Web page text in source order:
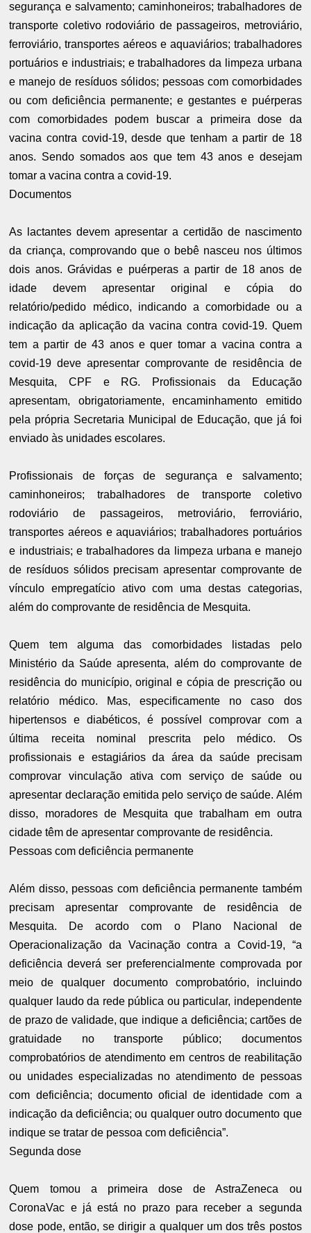
segurança e salvamento; caminhoneiros; trabalhadores de
transporte coletivo rodoviário de passageiros, metroviário,
ferroviário, transportes aéreos e aquaviários; trabalhadores
portuários e industriais; e trabalhadores da limpeza urbana
e manejo de resíduos sólidos; pessoas com comorbidades
ou com deficiência permanente; e gestantes e puérperas
com comorbidades podem buscar a primeira dose da
vacina contra covid-19, desde que tenham a partir de 18
anos. Sendo somados aos que tem 43 anos e desejam
tomar a vacina contra a covid-19.
Documentos
As lactantes devem apresentar a certidão de nascimento
da criança, comprovando que o bebê nasceu nos últimos
dois anos. Grávidas e puérperas a partir de 18 anos de
idade devem apresentar original e cópia do
relatório/pedido médico, indicando a comorbidade ou a
indicação da aplicação da vacina contra covid-19. Quem
tem a partir de 43 anos e quer tomar a vacina contra a
covid-19 deve apresentar comprovante de residência de
Mesquita, CPF e RG. Profissionais da Educação
apresentam, obrigatoriamente, encaminhamento emitido
pela própria Secretaria Municipal de Educação, que já foi
enviado às unidades escolares.
Profissionais de forças de segurança e salvamento;
caminhoneiros; trabalhadores de transporte coletivo
rodoviário de passageiros, metroviário, ferroviário,
transportes aéreos e aquaviários; trabalhadores portuários
e industriais; e trabalhadores da limpeza urbana e manejo
de resíduos sólidos precisam apresentar comprovante de
vínculo empregatício ativo com uma destas categorias,
além do comprovante de residência de Mesquita.
Quem tem alguma das comorbidades listadas pelo
Ministério da Saúde apresenta, além do comprovante de
residência do município, original e cópia de prescrição ou
relatório médico. Mas, especificamente no caso dos
hipertensos e diabéticos, é possível comprovar com a
última receita nominal prescrita pelo médico. Os
profissionais e estagiários da área da saúde precisam
comprovar vinculação ativa com serviço de saúde ou
apresentar declaração emitida pelo serviço de saúde. Além
disso, moradores de Mesquita que trabalham em outra
cidade têm de apresentar comprovante de residência.
Pessoas com deficiência permanente
Além disso, pessoas com deficiência permanente também
precisam apresentar comprovante de residência de
Mesquita. De acordo com o Plano Nacional de
Operacionalização da Vacinação contra a Covid-19, “a
deficiência deverá ser preferencialmente comprovada por
meio de qualquer documento comprobatório, incluindo
qualquer laudo da rede pública ou particular, independente
de prazo de validade, que indique a deficiência; cartões de
gratuidade no transporte público; documentos
comprobatórios de atendimento em centros de reabilitação
ou unidades especializadas no atendimento de pessoas
com deficiência; documento oficial de identidade com a
indicação da deficiência; ou qualquer outro documento que
indique se tratar de pessoa com deficiência”.
Segunda dose
Quem tomou a primeira dose de AstraZeneca ou
CoronaVac e já está no prazo para receber a segunda
dose pode, então, se dirigir a qualquer um dos três postos